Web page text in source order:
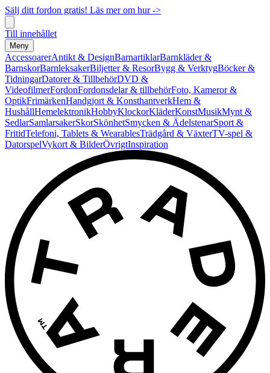
Sälj ditt fordon gratis! Läs mer om hur ->
Till innehållet
Meny
AccessoarerAntikt & DesignBarnartiklarBarnkläder &
BarnskorBarnleksakerBiljetter & ResorBygg & VerktygBöcker &
TidningarDatorer & TillbehörDVD &
VideofilmerFordonFordonsdelar & tillbehörFoto, Kameror &
OptikFrimärkenHandgjort & KonsthantverkHem &
HushållHemelektronikHobbyKlockorKläderKonstMusikMynt &
SedlarSamlarsakerSkorSkönhetSmycken & ÄdelstenarSport &
FritidTelefoni, Tablets & WearablesTrädgård & VäxterTV-spel &
DatorspelVykort & BilderÖvrigtInspiration